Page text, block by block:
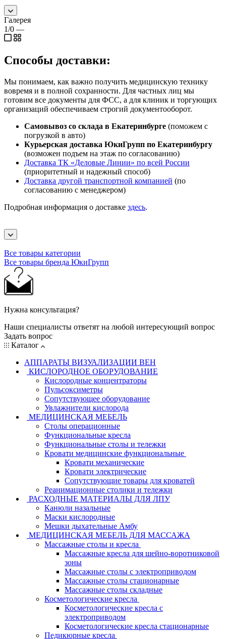
Галерея
1/0 —
Способы доставки:
Мы понимаем, как важно получить медицинскую технику
вовремя и в полной сохранности. Для частных лиц мы
готовим все документы для ФСС, а для клиник и торгующих
организаций обеспечиваем строгий документооборот.
Самовывоз со склада в Екатеринбурге (поможем с
погрузкой в авто)
Курьерская доставка ЮкиГрупп по Екатеринбургу
(возможен подъем на этаж по согласованию)
Доставка ТК «Деловые Линии» по всей России
(приоритетный и надежный способ)
Доставка другой транспортной компанией (по
согласованию с менеджером)
Подробная информация о доставке здесь.
Все товары категории
Все товары бренда ЮкиГрупп
Нужна консультация?
Наши специалисты ответят на любой интересующий вопрос
Задать вопрос
Каталог
АППАРАТЫ ВИЗУАЛИЗАЦИИ ВЕН
КИСЛОРОДНОЕ ОБОРУДОВАНИЕ
Кислородные концентраторы
Пульсоксиметры
Сопутствующее оборудование
Увлажнители кислорода
МЕДИЦИНСКАЯ МЕБЕЛЬ
Столы операционные
Функциональные кресла
Функциональные столы и тележки
Кровати медицинские функциональные
Кровати механические
Кровати электрические
Сопутствующие товары для кроватей
Реанимационные столики и тележки
РАСХОДНЫЕ МАТЕРИАЛЫ ДЛЯ ЛПУ
Канюли назальные
Маски кислородные
Мешки дыхательные Амбу
МЕДИЦИНСКАЯ МЕБЕЛЬ ДЛЯ МАССАЖА
Массажные столы и кресла
Массажные кресла для шейно-воротниковой
зоны
Массажные столы с электроприводом
Массажные столы стационарные
Массажные столы складные
Косметологические кресла
Косметологические кресла с
электроприводом
Косметологические кресла стационарные
Педикюрные кресла